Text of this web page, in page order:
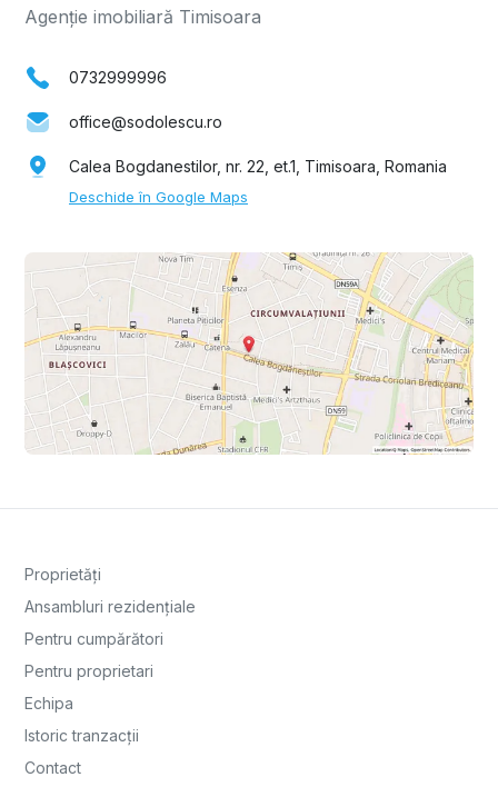
Agenție imobiliară Timisoara
0732999996
office@sodolescu.ro
Calea Bogdanestilor, nr. 22, et.1, Timisoara, Romania
Deschide în Google Maps
Proprietăți
Ansambluri rezidențiale
Pentru cumpărători
Pentru proprietari
Echipa
Istoric tranzacții
Contact